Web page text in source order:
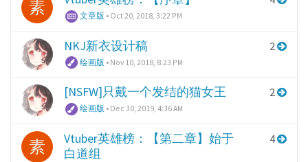
素 文章版 • Oct 20, 2018, 3:22 PM
NKJ新衣设计稿
绘画版 • Nov 10, 2018, 8:23 PM
2
[NSFW]只戴一个发结的猫女王
绘画版 • Dec 30, 2019, 4:36 AM
2
素
Vtuber英雄榜：【第二章】始于
白道组
4